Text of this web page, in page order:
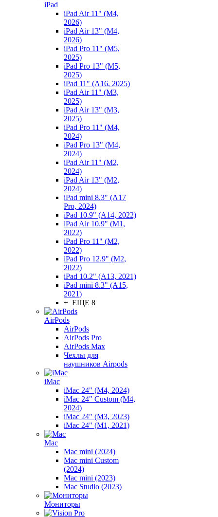
iPad
iPad Air 11" (M4,
2026)
iPad Air 13" (M4,
2026)
iPad Pro 11" (M5,
2025)
iPad Pro 13" (M5,
2025)
iPad 11" (A16, 2025)
iPad Air 11" (M3,
2025)
iPad Air 13" (M3,
2025)
iPad Pro 11" (M4,
2024)
iPad Pro 13" (M4,
2024)
iPad Air 11" (M2,
2024)
iPad Air 13" (M2,
2024)
iPad mini 8.3" (A17
Pro, 2024)
iPad 10.9" (A14, 2022)
iPad Air 10.9" (M1,
2022)
iPad Pro 11" (M2,
2022)
iPad Pro 12.9" (M2,
2022)
iPad 10.2" (A13, 2021)
iPad mini 8.3" (A15,
2021)
+ ЕЩЕ 8
AirPods
AirPods
AirPods Pro
AirPods Max
Чехлы для
наушников Airpods
iMac
iMac 24" (M4, 2024)
iMac 24" Custom (M4,
2024)
iMac 24" (M3, 2023)
iMac 24" (M1, 2021)
Mac
Mac mini (2024)
Mac mini Custom
(2024)
Mac mini (2023)
Mac Studio (2023)
Мониторы